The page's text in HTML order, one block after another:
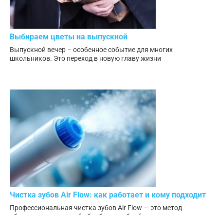
Выбираем цветы на выпускной
Выпускной вечер – особенное событие для многих
школьников. Это переход в новую главу жизни
Чистка зубов Air Flow: как работает и кому подходит
Профессиональная чистка зубов Air Flow — это метод